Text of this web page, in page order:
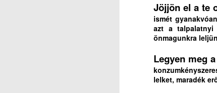
Jöjjön el a te
ismét
azt a
önmagunkra
Legyen meg
lelket, maradék